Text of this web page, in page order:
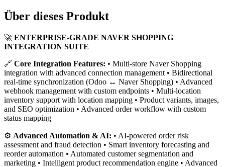
Über dieses Produkt
🚀 ENTERPRISE-GRADE NAVER SHOPPING
INTEGRATION SUITE
🔗 Core Integration Features: • Multi-store Naver Shopping
integration with advanced connection management • Bidirectional
real-time synchronization (Odoo ↔ Naver Shopping) • Advanced
webhook management with custom endpoints • Multi-location
inventory support with location mapping • Product variants, images,
and SEO optimization • Advanced order workflow with custom
status mapping
⚙️ Advanced Automation & AI: • AI-powered order risk
assessment and fraud detection • Smart inventory forecasting and
reorder automation • Automated customer segmentation and
marketing • Intelligent product recommendation engine • Advanced